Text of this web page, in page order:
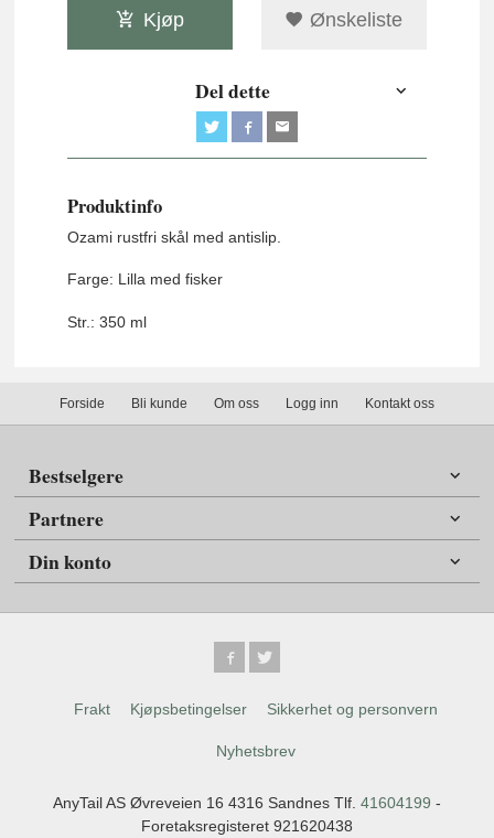
Kjøp Ønskeliste
Del dette
Produktinfo
Ozami rustfri skål med antislip.
Farge: Lilla med fisker
Str.: 350 ml
Forside Bli kunde Om oss Logg inn Kontakt oss
Bestselgere
Partnere
Din konto
Frakt Kjøpsbetingelser Sikkerhet og personvern
Nyhetsbrev
AnyTail AS Øvreveien 16 4316 Sandnes Tlf. 41604199 -
Foretaksregisteret 921620438